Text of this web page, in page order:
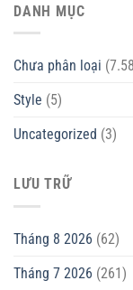
DANH MỤC
Chưa phân loại
Style (5)
Uncategorized (3)
LƯU TRỮ
Tháng 8 2026 (62)
Tháng 7 2026 (261)